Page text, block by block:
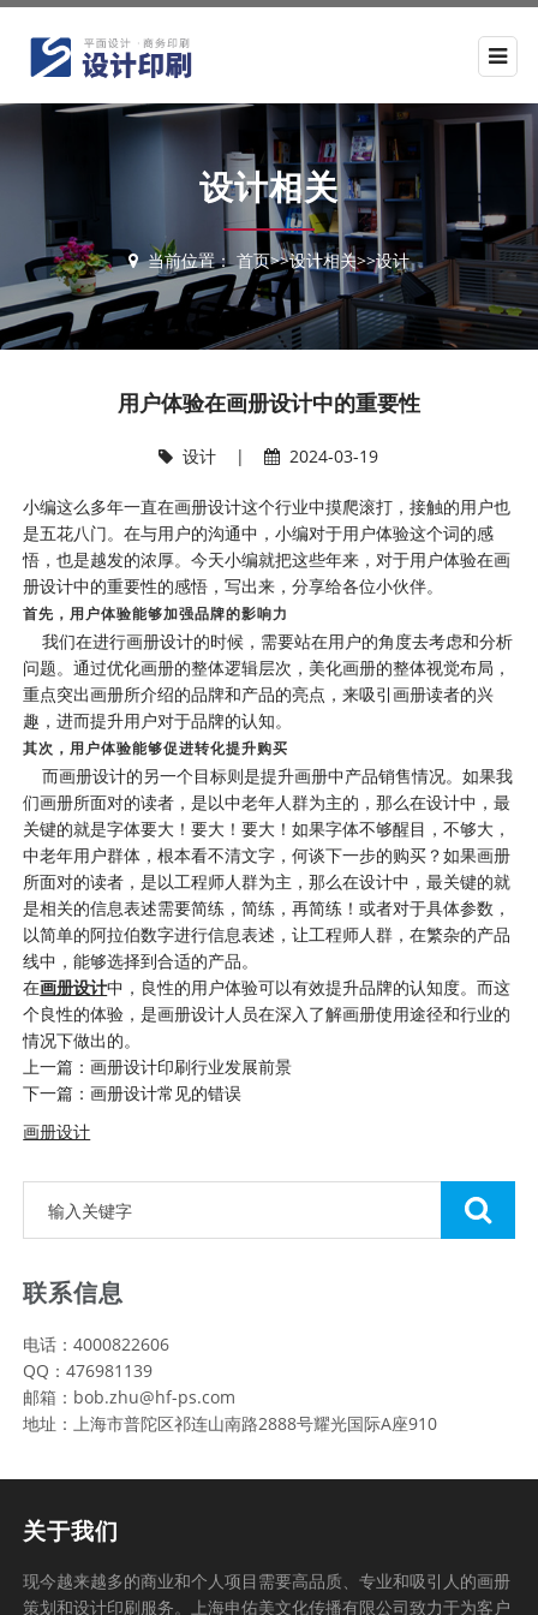
设计相关
当前位置：首页>>设计相关>>设计
用户体验在画册设计中的重要性
设计 | 2024-03-19
小编这么多年一直在画册设计这个行业中摸爬滚打，接触的用户也
是五花八门。在与用户的沟通中，小编对于用户体验这个词的感
悟，也是越发的浓厚。今天小编就把这些年来，对于用户体验在画
册设计中的重要性的感悟，写出来，分享给各位小伙伴。
首先，用户体验能够加强品牌的影响力
我们在进行画册设计的时候，需要站在用户的角度去考虑和分析
问题。通过优化画册的整体逻辑层次，美化画册的整体视觉布局，
重点突出画册所介绍的品牌和产品的亮点，来吸引画册读者的兴
趣，进而提升用户对于品牌的认知。
其次，用户体验能够促进转化提升购买
而画册设计的另一个目标则是提升画册中产品销售情况。如果我
们画册所面对的读者，是以中老年人群为主的，那么在设计中，最
关键的就是字体要大！要大！要大！如果字体不够醒目，不够大，
中老年用户群体，根本看不清文字，何谈下一步的购买？如果画册
所面对的读者，是以工程师人群为主，那么在设计中，最关键的就
是相关的信息表述需要简练，简练，再简练！或者对于具体参数，
以简单的阿拉伯数字进行信息表述，让工程师人群，在繁杂的产品
线中，能够选择到合适的产品。
在画册设计中，良性的用户体验可以有效提升品牌的认知度。而这
个良性的体验，是画册设计人员在深入了解画册使用途径和行业的
情况下做出的。
上一篇：画册设计印刷行业发展前景
下一篇：画册设计常见的错误
画册设计
联系信息
电话：4000822606
QQ：476981139
邮箱：bob.zhu@hf-ps.com
地址：上海市普陀区祁连山南路2888号耀光国际A座910
关于我们
现今越来越多的商业和个人项目需要高品质、专业和吸引人的画册
策划和设计印刷服务。上海申佑美文化传播有限公司致力于为客户